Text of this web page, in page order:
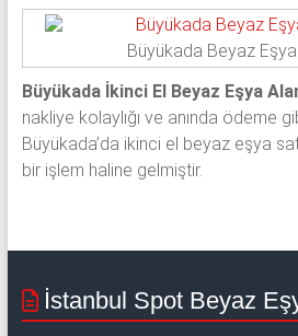
Büyükada Beyaz
Büyükada İkinci El Beyaz Eşya
nakliye kolaylığı ve anında ödeme
Büyükada’da ikinci el beyaz eşya
bir işlem haline gelmiştir.
İstanbul Spot Beyaz